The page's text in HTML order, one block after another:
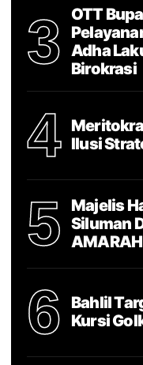
3
OTT
Adha
Birokrasi
4
Ilusi
5
Majelis
Siluman
6
Bahlil
Kursi